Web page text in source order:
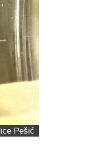
Pešić